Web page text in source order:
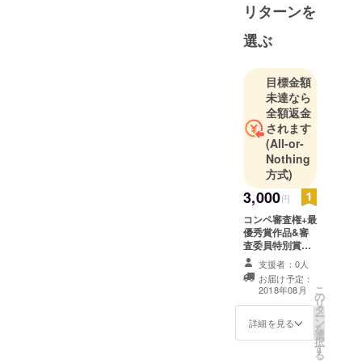
は主に「装
甲×少女」と
のプロジェ
クトを推進
していま
す。
リターンを
選ぶ
目標金額
未達なら
全額返金
されます
(All-or-
Nothing
方式)
3,000円
コンペ審査権+最
優秀賞作品&審
査委員特別賞の
高解像度画像
支援者：0人
お届け予定：
2018年08月
詳細を見る
こ
の
リ
タ
ー
ン
を
選
択
す
る